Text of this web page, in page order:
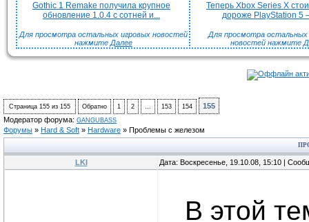
Gothic 1 Remake получила крупное
обновление 1.0.4 с сотней и...
Для просмотра остальных игровых новостей
нажмите Далее
Теперь Xbox Series X
дороже PlayStation 5
Для просмотра остальных
новостей нажмите
Страница 155 из 155 Обратно 1 2 … 153 154
155
Модератор форума: GANGUBASS
Форумы » Hard & Soft » Hardware » Проблемы с железом
LKI Дата: Воскресенье, 19.10.08, 15:10 |
В этой